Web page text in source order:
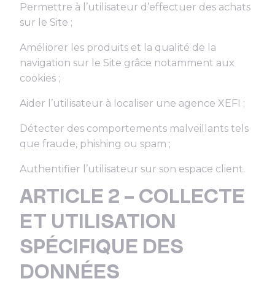
Permettre à l’utilisateur d’effectuer des achats
sur le Site ;
Améliorer les produits et la qualité de la
navigation sur le Site grâce notamment aux
cookies ;
Aider l’utilisateur à localiser une agence XEFI ;
Détecter des comportements malveillants tels
que fraude, phishing ou spam ;
Authentifier l’utilisateur sur son espace client.
ARTICLE 2 – COLLECTE
ET UTILISATION
SPÉCIFIQUE DES
DONNÉES